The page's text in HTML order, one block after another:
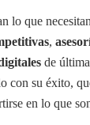
lo que
,
de
con su éxito,
en lo que